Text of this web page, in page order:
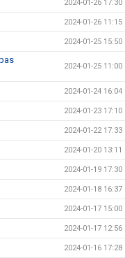
2024-01-26 17:30
2024-01-26 11:15
2024-01-25 15:50
2024-01-25 11:00
2024-01-24 16:04
2024-01-23 17:10
2024-01-22 17:33
2024-01-20 13:11
2024-01-19 17:30
2024-01-18 16:37
2024-01-17 15:00
2024-01-17 12:56
2024-01-16 17:28